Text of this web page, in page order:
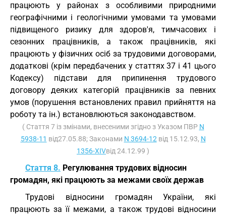
працюють у районах з особливими природними
географічними і геологічними умовами та умовами
підвищеного ризику для здоров'я, тимчасових і
сезонних працівників, а також працівників, які
працюють у фізичних осіб за трудовими договорами,
додаткові (крім передбачених у статтях 37 і 41 цього
Кодексу) підстави для припинення трудового
договору деяких категорій працівників за певних
умов (порушення встановлених правил прийняття на
роботу та ін.) встановлюються законодавством.
( Стаття 7 із змінами, внесеними згідно з Указом ПВР N
5938-11 від27.05.88; Законами N 3694-12 від 15.12.93, N
1356-XIVвід 24.12.99 )
Стаття 8. Регулювання трудових відносин
громадян, які працюють за межами своїх держав
Трудові відносини громадян України, які
працюють за її межами, а також трудові відносини